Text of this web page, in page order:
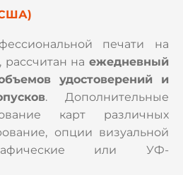
печати на
рассчитан на ежедневный
удостоверений и
. Дополнительные
карт различных
опции визуальной
или УФ-